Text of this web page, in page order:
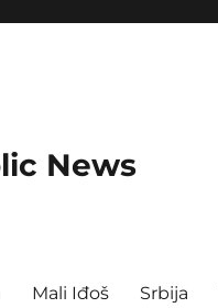
News
Mali Iđoš Srbija